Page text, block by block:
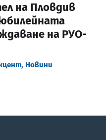
на Пловдив
на РУО-
, Новини